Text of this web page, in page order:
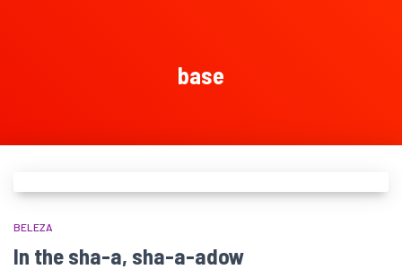
base
BELEZA
In the sha-a, sha-a-adow